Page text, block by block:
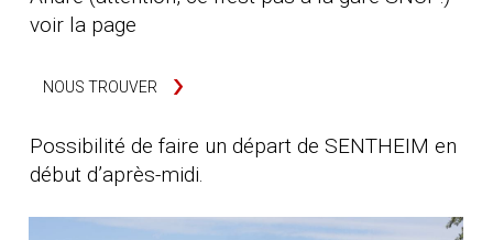
voir la page
NOUS TROUVER
Possibilité de faire un départ de SENTHEIM en
début d’après-midi.